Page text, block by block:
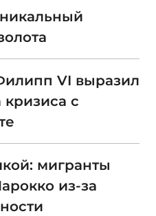
VI выразил
с
мигранты
из-за